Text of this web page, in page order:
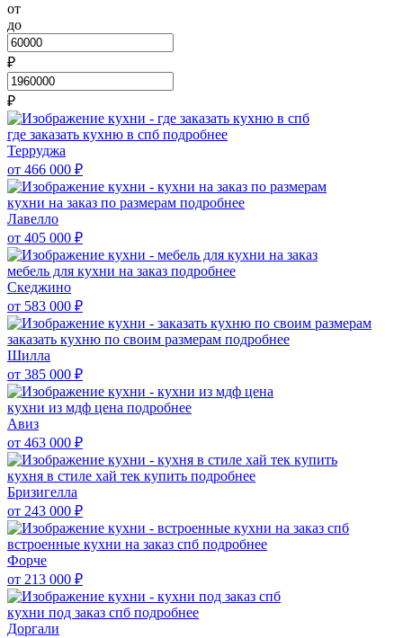
от
до
₽
₽
где заказать кухню в спб подробнее
Терруджа
от 466 000 ₽
кухни на заказ по размерам подробнее
Лавелло
от 405 000 ₽
мебель для кухни на заказ подробнее
Скеджино
от 583 000 ₽
заказать кухню по своим размерам подробнее
Шилла
от 385 000 ₽
кухни из мдф цена подробнее
Авиз
от 463 000 ₽
кухня в стиле хай тек купить подробнее
Бризигелла
от 243 000 ₽
встроенные кухни на заказ спб подробнее
Форче
от 213 000 ₽
кухни под заказ спб подробнее
Доргали